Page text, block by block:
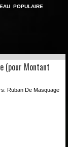
POPULAIRE
(pour Montant
Ruban De Masquage